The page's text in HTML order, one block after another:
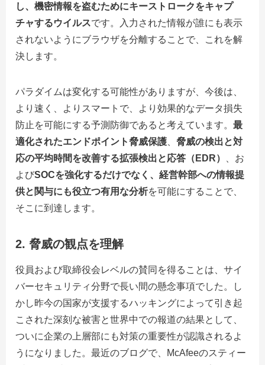
し、機密情報を盗むためにキーストロークをキャプ
チャするウイルスです。入力された情報が誰にも表示
されないようにブラウザを分離することで、これを解
決します。
パラダイムは変化する可能性がありますが、今後は、
より速く、よりスマートで、より効果的なデータ損失
防止を可能にする予測防御であると考えています。 最
適化されたエンドポイント脅威保護
脅威の検出と対
応の平均時間を改善する拡張検出と応答（EDR）
、お
よびSOCを強化するだけでなく、経営幹部への情報提
供と関与にも役立つ有用な分析を可能にすることで、
そこに到達します。
2. 脅威の観点を理解
役員および取締役会レベルの賛同を得ることは、サイ
バーセキュリティ分野で長い間の懸念事項でした。し
かし昨今の国家が支援するハッキングによって引き起
こされた深刻な被害と世界中での報道の結果として、
ついに企業の上層部にも対策の重要性が認識されるよ
うになりました。最近のブログで、McAfeeのスティー